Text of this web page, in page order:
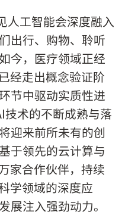
人工智能会深度融入
出行、购物、聆听
今，医疗领域正经
经走出概念验证阶
节中驱动实质性进
术的不断成熟与落
迎来前所未有的创
于领先的云计算与
家合作伙伴，持续
学领域的深度应
展注入强劲动力。